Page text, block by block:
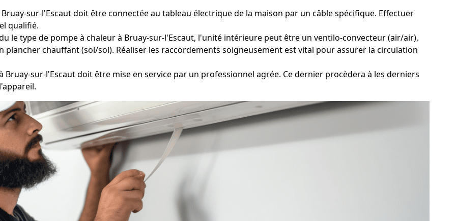
sur-l'Escaut doit être connectée au tableau électrique de la maison par un câble spécifique. Effectuer
qualifié.
le type de pompe à chaleur à Bruay-sur-l'Escaut, l'unité intérieure peut être un ventilo-convecteur (air/air),
plancher chauffant (sol/sol). Réaliser les raccordements soigneusement est vital pour assurer la circulation
Bruay-sur-l'Escaut doit être mise en service par un professionnel agrée. Ce dernier procèdera à les derniers